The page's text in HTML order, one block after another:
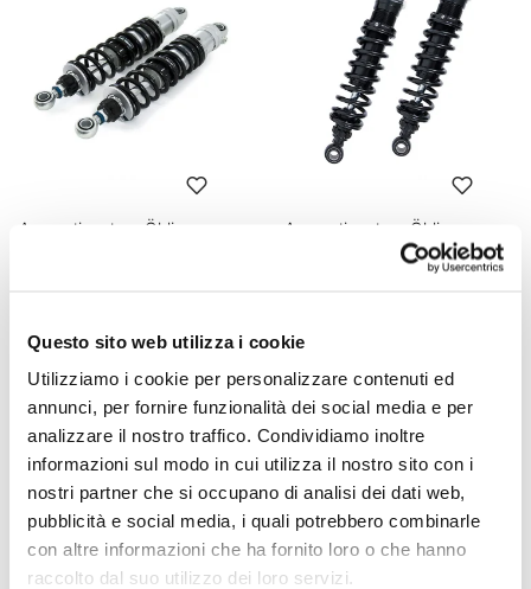
Questo sito web utilizza i cookie
Utilizziamo i cookie per personalizzare contenuti ed
annunci, per fornire funzionalità dei social media e per
analizzare il nostro traffico. Condividiamo inoltre
informazioni sul modo in cui utilizza il nostro sito con i
nostri partner che si occupano di analisi dei dati web,
pubblicità e social media, i quali potrebbero combinarle
con altre informazioni che ha fornito loro o che hanno
raccolto dal suo utilizzo dei loro servizi.
Ammortizzatore Öhlins
€ 781,00
Ammortizzatore Öhlins
S36ER1L BlackLine Triumph
Street Scrambler (2017-
€ 977,00